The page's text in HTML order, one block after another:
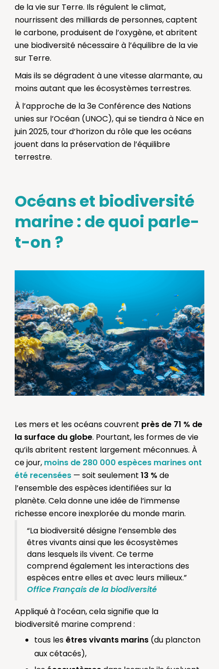
de la vie sur Terre. Ils régulent le climat,
nourrissent des milliards de personnes, captent
le carbone, produisent de l’oxygène, et abritent
une biodiversité nécessaire à l’équilibre de la vie
sur Terre.
Mais ils se dégradent à une vitesse alarmante, au
moins autant que les écosystèmes terrestres.
À l’approche de la 3e Conférence des Nations
unies sur l’Océan (UNOC), qui se tiendra à Nice en
juin 2025, tour d’horizon du rôle que les océans
jouent dans la préservation de l’équilibre
terrestre.
Océans et biodiversité
marine : de quoi parle-
t-on ?
Les mers et les océans couvrent près de 71 % de
la surface du globe. Pourtant, les formes de vie
qu’ils abritent restent largement méconnues. À
ce jour, moins de 280 000 espèces marines ont
été recensées — soit seulement 13 % de
l’ensemble des espèces identifiées sur la
planète. Cela donne une idée de l’immense
richesse encore inexplorée du monde marin.
“La biodiversité désigne l’ensemble des
êtres vivants ainsi que les écosystèmes
dans lesquels ils vivent. Ce terme
comprend également les interactions des
espèces entre elles et avec leurs milieux.”
Office Français de la biodiversité
Appliqué à l’océan, cela signifie que la
biodiversité marine comprend :
tous les êtres vivants marins (du plancton
aux cétacés),